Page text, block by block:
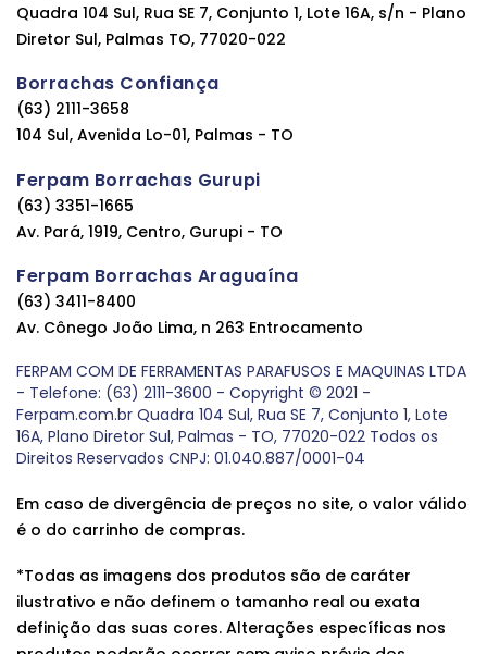
Quadra 104 Sul, Rua SE 7, Conjunto 1, Lote 16A, s/n - Plano
Diretor Sul, Palmas TO, 77020-022
Borrachas Confiança
(63) 2111-3658
104 Sul, Avenida Lo-01, Palmas - TO
Ferpam Borrachas Gurupi
(63) 3351-1665
Av. Pará, 1919, Centro, Gurupi - TO
Ferpam Borrachas Araguaína
(63) 3411-8400
Av. Cônego João Lima, n 263 Entrocamento
FERPAM COM DE FERRAMENTAS PARAFUSOS E MAQUINAS LTDA
- Telefone: (63) 2111-3600 - Copyright © 2021 -
Ferpam.com.br Quadra 104 Sul, Rua SE 7, Conjunto 1, Lote
16A, Plano Diretor Sul, Palmas - TO, 77020-022 Todos os
Direitos Reservados CNPJ: 01.040.887/0001-04
Em caso de divergência de preços no site, o valor válido
é o do carrinho de compras.
*Todas as imagens dos produtos são de caráter
ilustrativo e não definem o tamanho real ou exata
definição das suas cores. Alterações específicas nos